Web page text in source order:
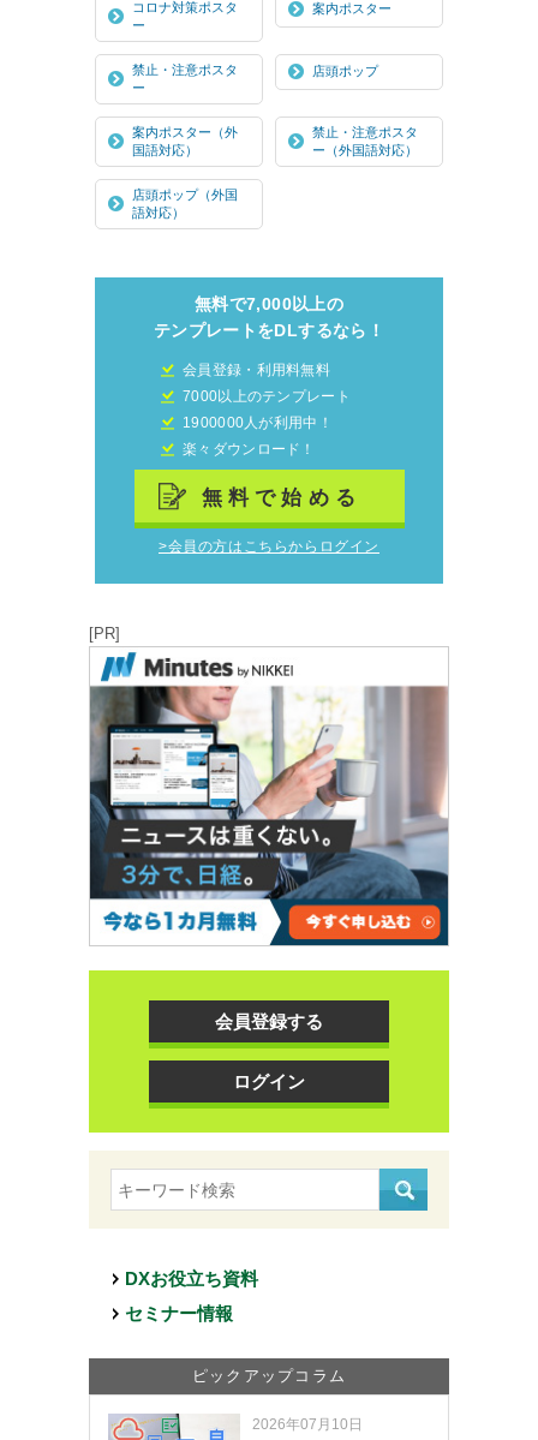
コロナ対策ポスタ
ー
案内ポスター
禁止・注意ポスタ
ー
店頭ポップ
案内ポスター（外
国語対応）
禁止・注意ポスタ
ー（外国語対応）
店頭ポップ（外国
語対応）
無料で7,000以上の
テンプレートをDLするなら！
会員登録・利用料無料
7000以上のテンプレート
1900000人が利用中！
楽々ダウンロード！
無料で始める
>会員の方はこちらからログイン
[PR]
会員登録する
ログイン
DXお役立ち資料
セミナー情報
ピックアップコラム
2026年07月10日